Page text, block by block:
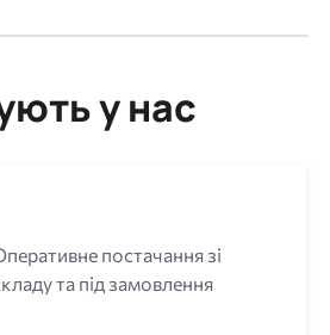
у нас
постачання зі
та під замовлення